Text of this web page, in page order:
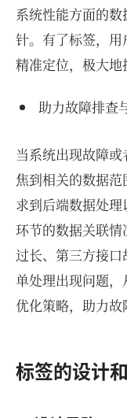
系统性能方面的
针。有了标签，
精准定位，极大地
助力故障排查
当系统出现故障
焦到相关的数据
求到后端数据处
环节的数据关联
过长、第三方接
单处理出现问题
优化策略，助力故
标签的设计